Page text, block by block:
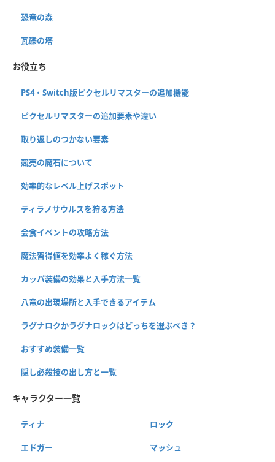
恐竜の森
瓦礫の塔
お役立ち
PS4・Switch版ピクセルリマスターの追加機能
ピクセルリマスターの追加要素や違い
取り返しのつかない要素
競売の魔石について
効率的なレベル上げスポット
ティラノサウルスを狩る方法
会食イベントの攻略方法
魔法習得値を効率よく稼ぐ方法
カッパ装備の効果と入手方法一覧
八竜の出現場所と入手できるアイテム
ラグナロクかラグナロックはどっちを選ぶべき？
おすすめ装備一覧
隠し必殺技の出し方と一覧
キャラクター一覧
ティナ ロック
エドガー マッシュ